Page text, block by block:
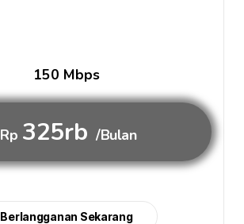
150 Mbps
Rp 325rb /Bulan
Berlangganan Sekarang